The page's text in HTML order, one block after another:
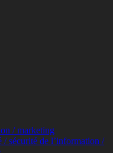
/ marketing
/ sécurité de l’information /